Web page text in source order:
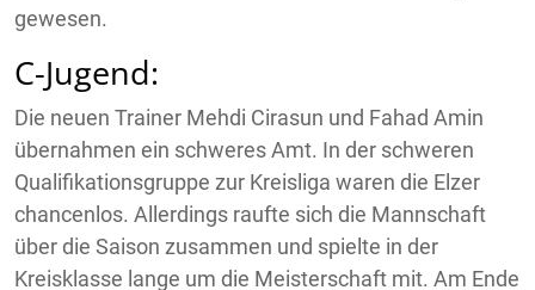
gewesen.
C-Jugend:
Die neuen Trainer Mehdi Cirasun und Fahad Amin
übernahmen ein schweres Amt. In der schweren
Qualifikationsgruppe zur Kreisliga waren die Elzer
chancenlos. Allerdings raufte sich die Mannschaft
über die Saison zusammen und spielte in der
Kreisklasse lange um die Meisterschaft mit. Am Ende